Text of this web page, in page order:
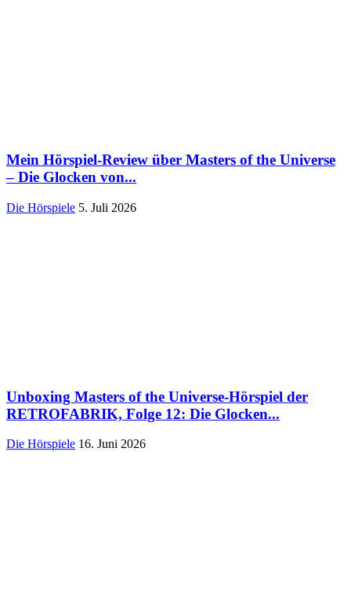
Mein Hörspiel-Review über Masters of the Universe
– Die Glocken von...
Die Hörspiele 5. Juli 2026
Unboxing Masters of the Universe-Hörspiel der
RETROFABRIK, Folge 12: Die Glocken...
Die Hörspiele 16. Juni 2026